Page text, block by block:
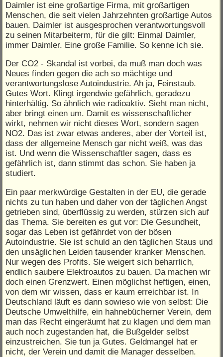
Daimler ist eine großartige Firma, mit großartigen
Menschen, die seit vielen Jahrzehnten großartige Autos
bauen. Daimler ist ausgesprochen verantwortungsvoll
zu seinen Mitarbeiterm, für die gilt: Einmal Daimler,
immer Daimler. Eine große Familie. So kenne ich sie.
Der CO2 - Skandal ist vorbei, da muß man doch was
Neues finden gegen die ach so mächtige und
verantwortungslose Autoindustrie. Ah ja, Feinstaub.
Gutes Wort. Klingt irgendwie gefährlich, geradezu
hinterhältig. So ähnlich wie radioaktiv. Sieht man nicht,
aber bringt einen um. Damit es wissenschaftlicher
wirkt, nehmen wir nicht dieses Wort, sondern sagen
NO2. Das ist zwar etwas anderes, aber der Vorteil ist,
dass der allgemeine Mensch gar nicht weiß, was das
ist. Und wenn die Wissenschaftler sagen, dass es
gefährlich ist, dann stimmt das schon. Sie haben ja
studiert.
Ein paar merkwürdige Gestalten in der EU, die gerade
nichts zu tun haben und daher von der täglichen Angst
getrieben sind, überflüssig zu werden, stürzen sich auf
das Thema. Sie bereiten es gut vor: Die Gesundheit,
sogar das Leben ist gefährdet von der bösen
Autoindustrie. Sie ist schuld an den täglichen Staus und
den unsäglichen Leiden tausender kranker Menschen.
Nur wegen des Profits. Sie weigert sich beharrlich,
endlich saubere Elektroautos zu bauen. Da machen wir
doch einen Grenzwert. Einen möglichst heftigen, einen,
von dem wir wissen, dass er kaum erreichbar ist. In
Deutschland läuft es dann sowieso wie von selbst: Die
Deutsche Umwelthilfe, ein hahnebücherner Verein, dem
man das Recht eingeräumt hat zu klagen und dem man
auch noch zugestanden hat, die Bußgelder selbst
einzustreichen. Sie tun ja Gutes. Geldmangel hat er
nicht, der Verein und damit die Manager desselben.